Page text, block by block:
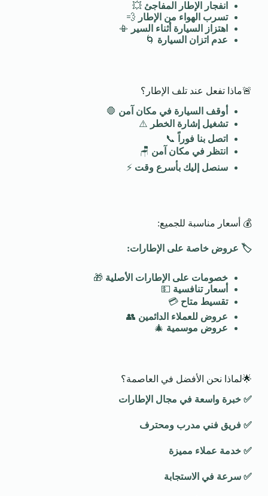
انفجار الإطار المفاجئ 💥
تسرب الهواء من الإطار 💨
اهتزاز السيارة أثناء السير 📳
عدم اتزان السيارة 🌀
🚨ماذا تفعل عند تلف الإطار؟
أوقف السيارة في مكان آمن 🛑
تشغيل إشارة الخطر ⚠️
اتصل بنا فوراً
📞
انتظر في مكان آمن 🪑
سنصل إليك بأسرع وقت ⚡
💰 أسعار مناسبة للجميع:
🏷️ عروض خاصة على الإطارات:
خصومات على الإطارات الأصلية 🎁
أسعار تنافسية 💵
تقسيط متاح 💳
عروض للعملاء الدائمين 👥
عروض موسمية 🎄
🌟لماذا نحن الأفضل في العاصمة؟
✅ خبرة واسعة في مجال الإطارات
✅ فريق فني مدرب ومحترف
✅ خدمة عملاء مميزة
✅ سرعة في الاستجابة